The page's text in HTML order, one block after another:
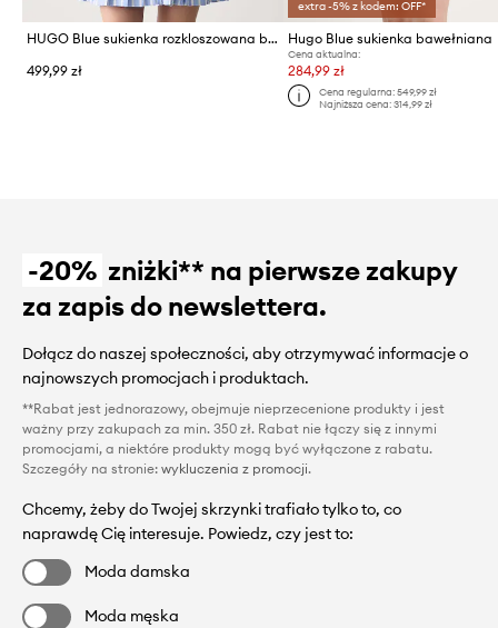
HUGO Blue sukienka rozkloszowana bawełniana Korendi-1_B
499,99 zł
extra -5% z kodem: OFF*
Hugo Blue sukienka bawełniana
Cena aktualna:
284,99 zł
Cena regularna: 549,99 zł
Najniższa cena: 314,99 zł
-20% zniżki** na pierwsze zakupy
za zapis do newslettera.
Dołącz do naszej społeczności, aby otrzymywać informacje o
najnowszych promocjach i produktach.
**Rabat jest jednorazowy, obejmuje nieprzecenione produkty i jest
ważny przy zakupach za min. 350 zł. Rabat nie łączy się z innymi
promocjami, a niektóre produkty mogą być wyłączone z rabatu.
Szczegóły na stronie: wykluczenia z promocji.
Chcemy, żeby do Twojej skrzynki trafiało tylko to, co
naprawdę Cię interesuje. Powiedz, czy jest to:
Moda damska
Moda męska